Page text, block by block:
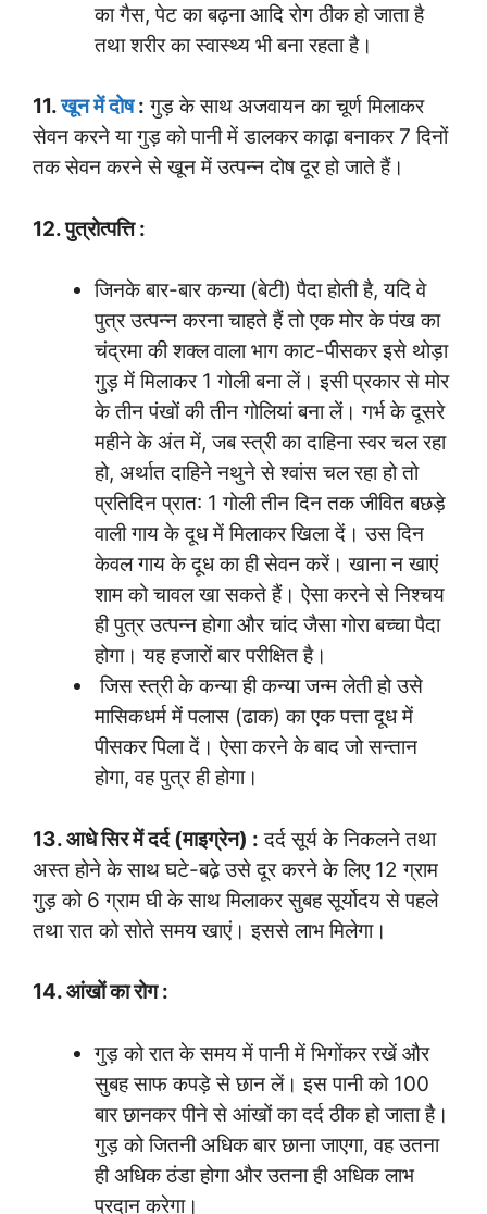
का गैस, पेट का बढ़ना आदि रोग ठीक हो जाता है
तथा शरीर का स्वास्थ्य भी बना रहता है।
11.खून में दोष: गुड़ के साथ अजवायन का चूर्ण मिलाकर
सेवन करने या गुड़ को पानी में डालकर काढ़ा बनाकर 7 दिनों
तक सेवन करने से खून में उत्पन्न दोष दूर हो जाते हैं।
12. पुत्रोत्पत्ति :
जिनके बार-बार कन्या (बेटी) पैदा होती है, यदि वे
पुत्र उत्पन्न करना चाहते हैं तो एक मोर के पंख का
चंद्रमा की शक्ल वाला भाग काट-पीसकर इसे थोड़ा
गुड़ में मिलाकर 1 गोली बना लें। इसी प्रकार से मोर
के तीन पंखों की तीन गोलियां बना लें। गर्भ के दूसरे
महीने के अंत में, जब स्त्री का दाहिना स्वर चल रहा
हो, अर्थात दाहिने नथुने से श्वांस चल रहा हो तो
प्रतिदिन प्रात: 1 गोली तीन दिन तक जीवित बछड़े
वाली गाय के दूध में मिलाकर खिला दें। उस दिन
केवल गाय के दूध का ही सेवन करें। खाना न खाएं
शाम को चावल खा सकते हैं। ऐसा करने से निश्चय
ही पुत्र उत्पन्न होगा और चांद जैसा गोरा बच्चा पैदा
होगा। यह हजारों बार परीक्षित है।
जिस स्त्री के कन्या ही कन्या जन्म लेती हो उसे
मासिकधर्म में पलास (ढाक) का एक पत्ता दूध में
पीसकर पिला दें। ऐसा करने के बाद जो सन्तान
होगा, वह पुत्र ही होगा।
13. आधे सिर में दर्द (माइग्रेन) : दर्द सूर्य के निकलने तथा
अस्त होने के साथ घटे-बढे़ उसे दूर करने के लिए 12 ग्राम
गुड़ को 6 ग्राम घी के साथ मिलाकर सुबह सूर्योदय से पहले
तथा रात को सोते समय खाएं। इससे लाभ मिलेगा।
14. आंखों का रोग :
गुड़ को रात के समय में पानी में भिगोंकर रखें और
सुबह साफ कपड़े से छान लें। इस पानी को 100
बार छानकर पीने से आंखों का दर्द ठीक हो जाता है।
गुड़ को जितनी अधिक बार छाना जाएगा, वह उतना
ही अधिक ठंडा होगा और उतना ही अधिक लाभ
प्रदान करेगा।